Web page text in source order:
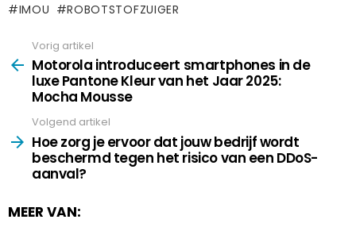
IMOU ROBOTSTOFZUIGER
more
Vorig artikel
Motorola introduceert smartphones in de
luxe Pantone Kleur van het Jaar 2025:
Mocha Mousse
Volgend artikel
Hoe zorg je ervoor dat jouw bedrijf wordt
beschermd tegen het risico van een DDoS-
aanval?
MEER VAN: